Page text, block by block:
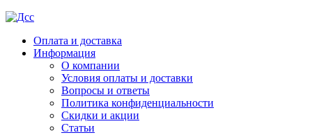
Оплата и доставка
Информация
О компании
Условия оплаты и доставки
Вопросы и ответы
Политика конфиденциальности
Скидки и акции
Статьи